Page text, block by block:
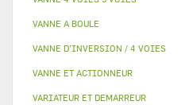
VANNE A BOULE
VANNE D’INVERSION / 4 VOIES
VANNE ET ACTIONNEUR
VARIATEUR ET DEMARREUR